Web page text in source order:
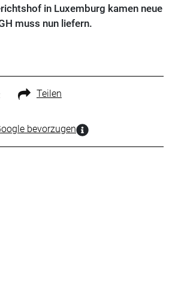
in Luxemburg kamen neue
muss nun liefern.
Teilen
bevorzugen